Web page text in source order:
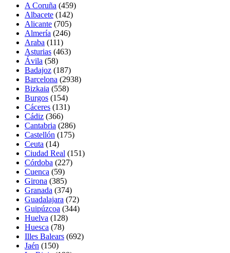
A Coruña (459)
Albacete (142)
Alicante (705)
Almería (246)
Araba (111)
Asturias (463)
Ávila (58)
Badajoz (187)
Barcelona (2938)
Bizkaia (558)
Burgos (154)
Cáceres (131)
Cádiz (366)
Cantabria (286)
Castellón (175)
Ceuta (14)
Ciudad Real (151)
Córdoba (227)
Cuenca (59)
Girona (385)
Granada (374)
Guadalajara (72)
Guipúzcoa (344)
Huelva (128)
Huesca (78)
Illes Balears (692)
Jaén (150)